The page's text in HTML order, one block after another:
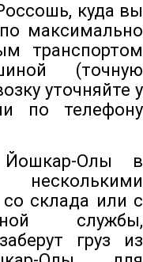
куда вы
максимально
транспортом
(точную
уточняйте у
по телефону
Олы в
склада или с
службы,
груз из